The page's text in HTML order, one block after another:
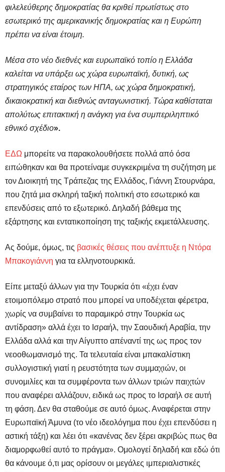
φιλελεύθερης δημοκρατίας θα κριθεί πρωτίστως στο
εσωτερικό της αμερικανικής δημοκρατίας και η Ευρώπη
πρέπει να είναι έτοιμη.
Μέσα στο νέο διεθνές και ευρωπαϊκό τοπίο η Ελλάδα
καλείται να υπάρξει ως χώρα ευρωπαϊκή, δυτική, ως
στρατηγικός εταίρος των ΗΠΑ, ως χώρα δημοκρατική,
δικαιοκρατική και διεθνώς ανταγωνιστική. Τώρα καθίσταται
απολύτως επιτακτική η ανάγκη για ένα συμπεριληπτικό
εθνικό σχέδιο».
ΕΔΩ μπορείτε να παρακολουθήσετε πολλά από όσα
ειπώθηκαν και θα προτείναμε συγκεκριμένα τη συζήτηση με
τον Διοικητή της Τράπεζας της Ελλάδος, Γιάννη Στουρνάρα,
που ζητά μια σκληρή ταξική πολιτική στο εσωτερικό και
επενδύσεις από το εξωτερικό. Δηλαδή βάθεμα της
εξάρτησης και εντατικοποίηση της ταξικής εκμετάλλευσης.
Ας δούμε, όμως, τις βασικές θέσεις που ανέπτυξε η Ντόρα
Μπακογιάννη για τα ελληνοτουρκικά.
Είπε μεταξύ άλλων για την Τουρκία ότι «έχει έναν
ετοιμοπόλεμο στρατό που μπορεί να υποδέχεται φέρετρα,
χωρίς να συμβαίνει το παραμικρό στην Τουρκία ως
αντίδραση» αλλά έχει το Ισραήλ, την Σαουδική Αραβία, την
Ελλάδα αλλά και την Αίγυπτο απέναντί της ως προς τον
νεοοθωμανισμό της. Τα τελευταία είναι μπακαλίστικη
συλλογιστική γιατί η ρευστότητα των συμμαχιών, οι
συνομιλίες και τα συμφέροντα των άλλων τριών παιχτών
που αναφέρει αλλάζουν, ειδικά ως προς το Ισραήλ σε αυτή
τη φάση. Δεν θα σταθούμε σε αυτό όμως. Αναφέρεται στην
Ευρωπαϊκή Άμυνα (το νέο ιδεολόγημα που έχει επενδύσει η
αστική τάξη) και λέει ότι «κανένας δεν ξέρει ακριβώς πως θα
διαμορφωθεί αυτό το πράγμα». Ομολογεί δηλαδή και εδώ ότι
θα κάνουμε ό,τι μας ορίσουν οι μεγάλες ιμπεριαλιστικές